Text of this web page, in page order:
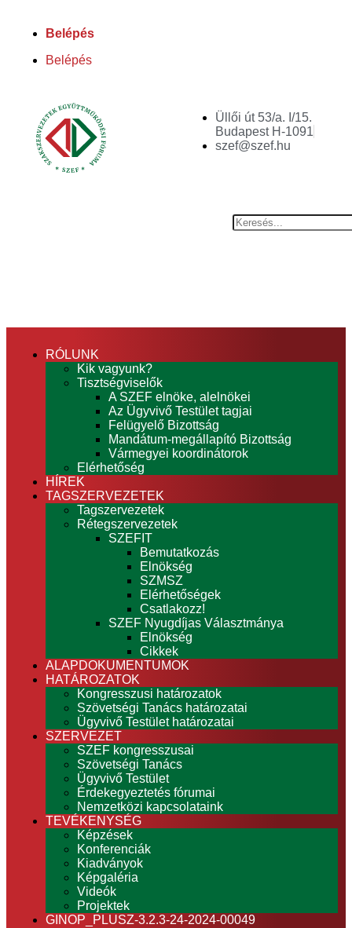
Belépés
Belépés
Üllői út 53/a. I/15.
Budapest H-1091
szef@szef.hu
RÓLUNK
Kik vagyunk?
Tisztségviselők
A SZEF elnöke, alelnökei
Az Ügyvivő Testület tagjai
Felügyelő Bizottság
Mandátum-megállapító Bizottság
Vármegyei koordinátorok
Elérhetőség
HÍREK
TAGSZERVEZETEK
Tagszervezetek
Rétegszervezetek
SZEFIT
Bemutatkozás
Elnökség
SZMSZ
Elérhetőségek
Csatlakozz!
SZEF Nyugdíjas Választmánya
Elnökség
Cikkek
ALAPDOKUMENTUMOK
HATÁROZATOK
Kongresszusi határozatok
Szövetségi Tanács határozatai
Ügyvivő Testület határozatai
SZERVEZET
SZEF kongresszusai
Szövetségi Tanács
Ügyvivő Testület
Érdekegyeztetés fórumai
Nemzetközi kapcsolataink
TEVÉKENYSÉG
Képzések
Konferenciák
Kiadványok
Képgaléria
Videók
Projektek
GINOP_PLUSZ-3.2.3-24-2024-00049